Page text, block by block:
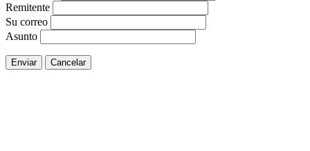
Remitente
Su correo
Asunto
Enviar Cancelar